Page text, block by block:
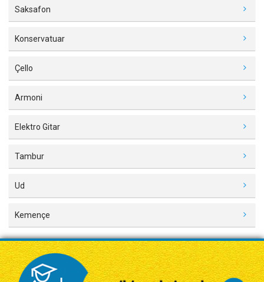
Saksafon
Konservatuar
Çello
Armoni
Elektro Gitar
Tambur
Ud
Kemençe